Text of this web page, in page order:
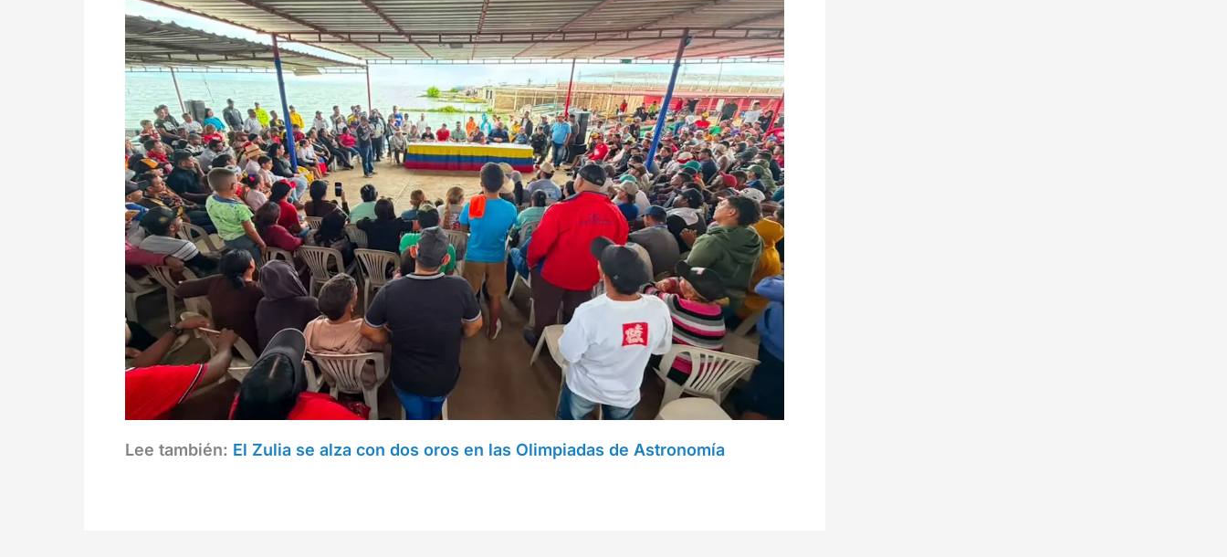
Lee también: El Zulia se alza con dos oros en las Olimpiadas de Astronomía